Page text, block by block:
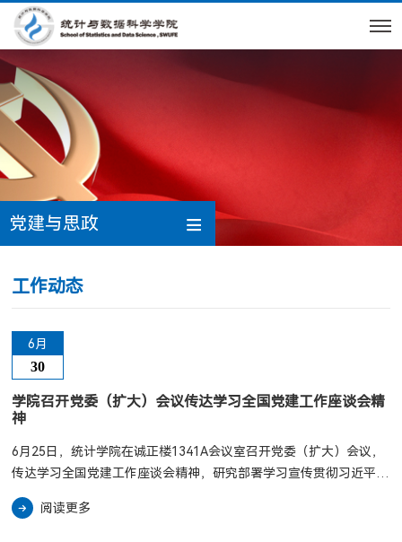
党建与思政
工作动态
6月
30
学院召开党委（扩大）会议传达学习全国党建工作座谈会精
神
6月25日，统计学院在诚正楼1341A会议室召开党委（扩大）会议，
传达学习全国党建工作座谈会精神，研究部署学习宣传贯彻习近平党
建思想工作。学院领导班子成员、学院党委委员参加。会上，集中学
习了全国党建工作座谈会精神。传达学习了教育部党组学习会议精神
阅读更多